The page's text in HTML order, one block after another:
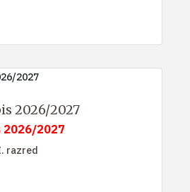
2026/2027
2026/2027
razred